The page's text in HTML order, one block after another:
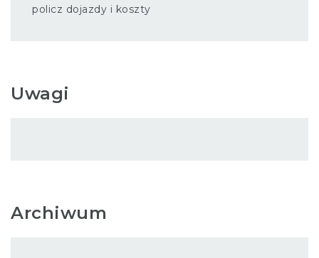
policz dojazdy i koszty
Uwagi
Archiwum